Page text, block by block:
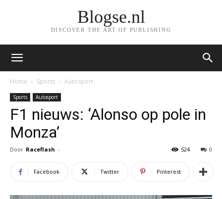
Blogse.nl
DISCOVER THE ART OF PUBLISHING
Home Sports Autosport
Sports Autosport
F1 nieuws: ‘Alonso op pole in
Monza’
Door Raceflash - 0
524
Facebook Twitter Pinterest